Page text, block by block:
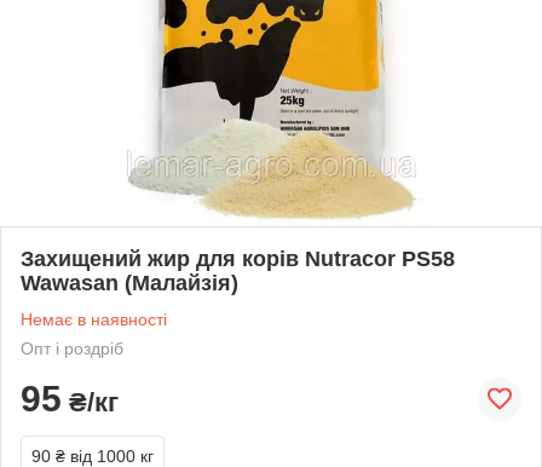
Захищений жир для корів Nutracor PS58
Wawasan (Малайзія)
Немає в наявності
Опт і роздріб
95 ₴/кг
90 ₴ від 1000 кг